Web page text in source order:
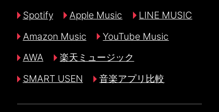
Spotify Apple Music
LINE MUSIC
Amazon Music
YouTube Music
AWA
楽天ミュージック
SMART USEN
音楽アプリ比較